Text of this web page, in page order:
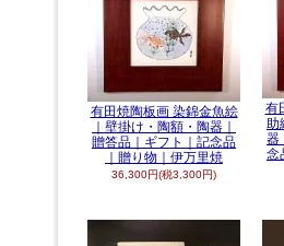
有田焼陶板画 染錦金魚絵
｜壁掛け・陶額・陶器｜
贈答品｜ギフト｜記念品
｜贈り物｜伊万里焼
36,300円(税3,300円)
有
助
器
念